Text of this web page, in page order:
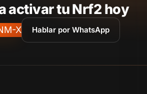
activar tu Nrf2 hoy
X Hablar por WhatsApp